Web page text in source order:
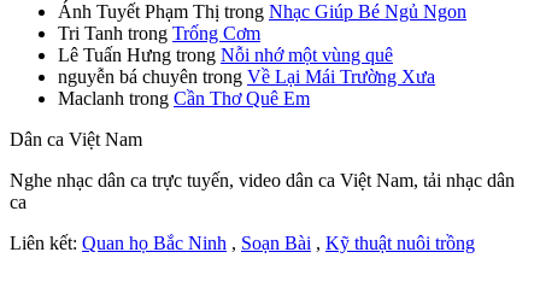
Ánh Tuyết Phạm Thị trong Nhạc Giúp Bé Ngủ Ngon
Tri Tanh trong Trống Cơm
Lê Tuấn Hưng trong Nỗi nhớ một vùng quê
nguyễn bá chuyên trong Về Lại Mái Trường Xưa
Maclanh trong Cần Thơ Quê Em
Dân ca Việt Nam
Nghe nhạc dân ca trực tuyến, video dân ca Việt Nam, tải nhạc dân
ca
Liên kết: Quan họ Bắc Ninh , Soạn Bài , Kỹ thuật nuôi trồng